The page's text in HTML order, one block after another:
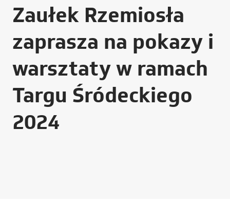
Zaułek Rzemiosła
zaprasza na pokazy i
warsztaty w ramach
Targu Śródeckiego
2024